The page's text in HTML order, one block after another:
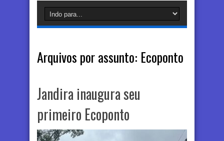
Arquivos por assunto: Ecoponto
Jandira inaugura seu
primeiro Ecoponto